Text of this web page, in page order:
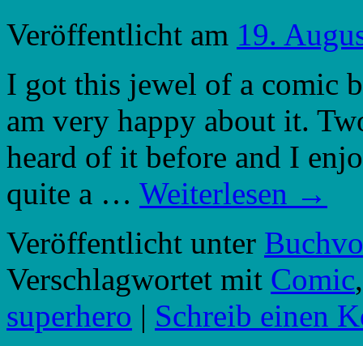
Veröffentlicht am 19.
I got this jewel of a comic
am very happy about it.
heard of it before and I
quite a … Weiterlesen →
Veröffentlicht unter
Verschlagwortet mit Comic
superhero | Schreib einen